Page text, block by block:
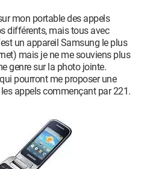
mon portable des appels
différents, mais tous avec
un appareil Samsung le plus
mais je ne me souviens plus
genre sur la photo jointe.
pourront me proposer une
appels commençant par 221.